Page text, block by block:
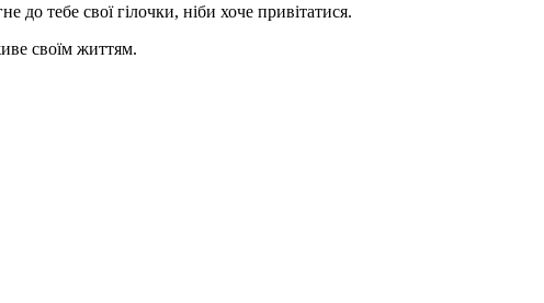
до тебе свої гілочки, ніби хоче привітатися.
своїм життям.